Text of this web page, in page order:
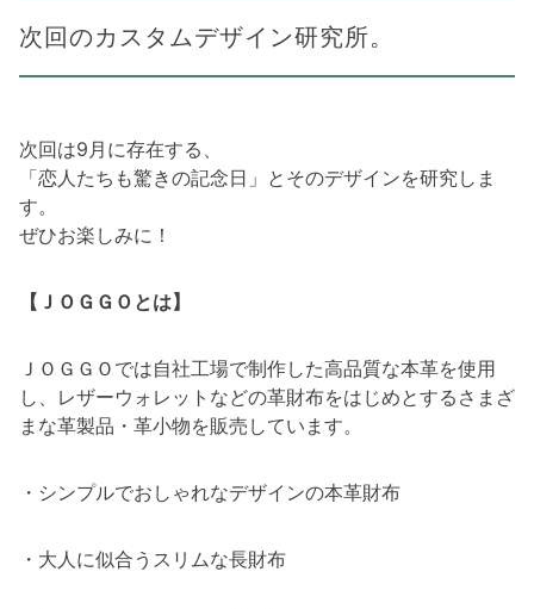
次回のカスタムデザイン研究所。
次回は9月に存在する、
「恋人たちも驚きの記念日」とそのデザインを研究しま
す。
ぜひお楽しみに！
【ＪＯＧＧＯとは】
ＪＯＧＧＯでは自社工場で制作した高品質な本革を使用
し、レザーウォレットなどの革財布をはじめとするさまざ
まな革製品・革小物を販売しています。
・シンプルでおしゃれなデザインの本革財布
・大人に似合うスリムな長財布